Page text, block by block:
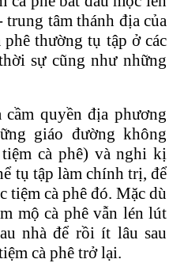
tâm thánh địa của
thường tụ tập ở các
sự cũng như những
quyền địa phương
giáo đường không
cà phê) và nghi kị
tụ tập làm chính trị, để
tiệm cà phê đó. Mặc dù
mộ cà phê vẫn lén lút
nhà để rồi ít lâu sau
cà phê trở lại.